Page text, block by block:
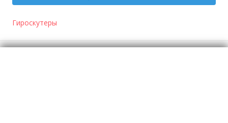
Гироскутеры